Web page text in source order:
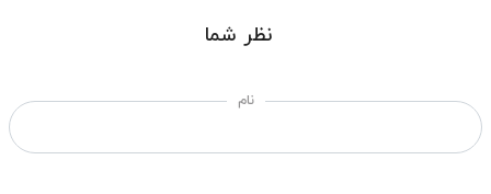
نظر شما
نام